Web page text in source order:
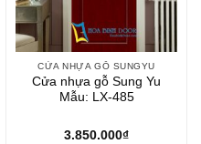
CỬA NHỰA GỖ SUNGYU
Cửa nhựa gỗ Sung Yu
Mẫu: LX-485
3.850.000₫